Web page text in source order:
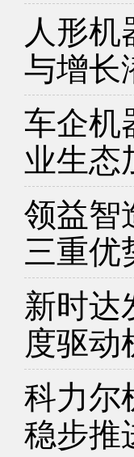
人形
与增长
车企机
业生态
领益智
三重优
新时达
度驱动
科力尔
稳步推